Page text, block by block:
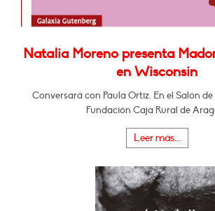
Natalia Moreno presenta
en Wisconsin
Conversará con Paula Ortiz. En el Salón
Fundación Caja Rural de
Leer más...